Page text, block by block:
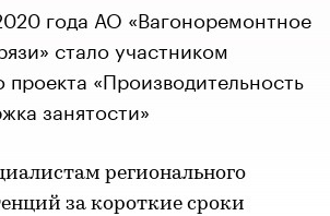
года АО «Вагоноремонтное
стало участником
проекта «Производительность
занятости»
регионального
за короткие сроки